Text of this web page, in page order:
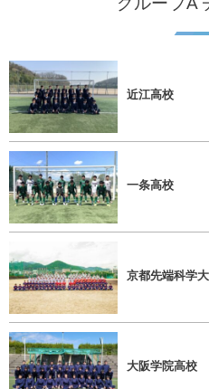
近江高校
一条高校
京都先端科学
大阪学院高校